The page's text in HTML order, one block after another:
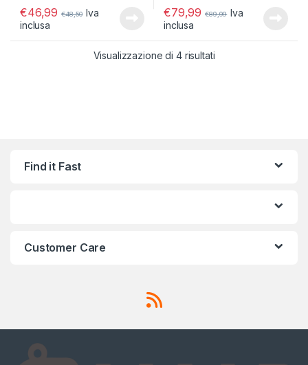
€46,99 €48,50 Iva
inclusa
€79,99 €89,99 Iva
inclusa
Visualizzazione di 4 risultatiPopolarità
Find it Fast
Customer Care